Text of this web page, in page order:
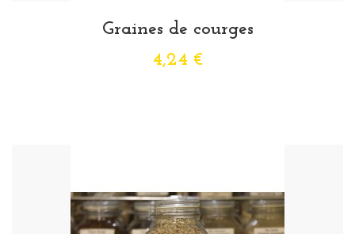
Graines de courges
4,24 €